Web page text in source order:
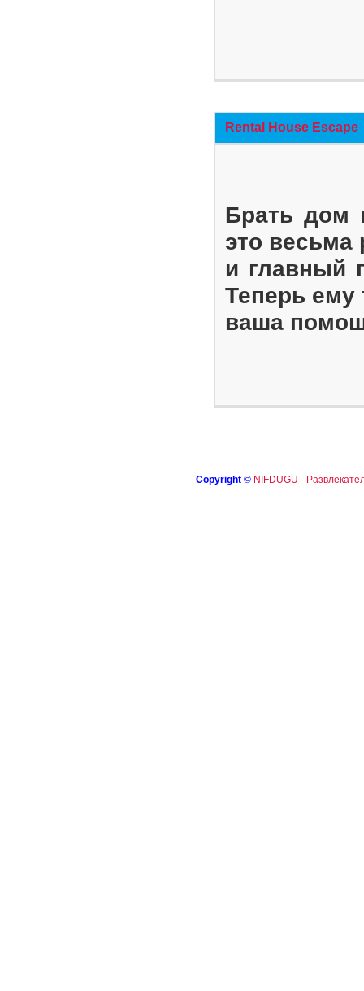
Rental House Escape
Брать дом
это весьма
и главный
Теперь ему
ваша
Copyright © NIFDUGU -